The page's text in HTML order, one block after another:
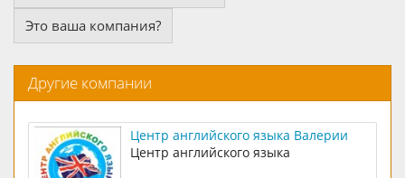
Это ваша компания?
Другие компании
Центр английского языка Валерии
Федоровой
Центр английского языка